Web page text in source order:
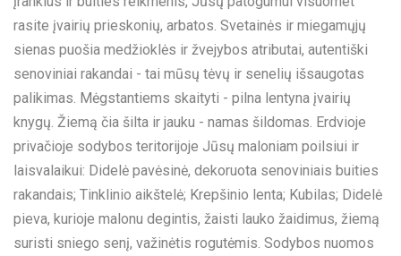
rasite įvairių prieskonių, arbatos. Svetainės ir miegamųjų
sienas puošia medžioklės ir žvejybos atributai, autentiški
senoviniai rakandai - tai mūsų tėvų ir senelių išsaugotas
palikimas. Mėgstantiems skaityti - pilna lentyna įvairių
knygų. Žiemą čia šilta ir jauku - namas šildomas. Erdvioje
privačioje sodybos teritorijoje Jūsų maloniam poilsiui ir
laisvalaikui: Didelė pavėsinė, dekoruota senoviniais buities
rakandais; Tinklinio aikštelė; Krepšinio lenta; Kubilas; Didelė
pieva, kurioje malonu degintis, žaisti lauko žaidimus, žiemą
suristi sniego senį, važinėtis rogutėmis. Sodybos nuomos